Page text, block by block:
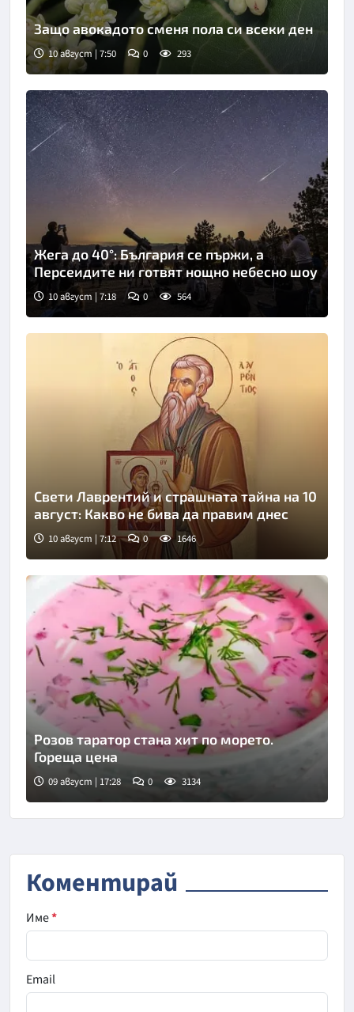
Защо авокадото сменя пола си всеки ден
10 август | 7:50 0 293
Жега до 40°: България се пържи, а
Персеидите ни готвят нощно небесно шоу
10 август | 7:18 0 564
Свети Лаврентий и страшната тайна на 10
август: Какво не бива да правим днес
10 август | 7:12 0 1646
Розов таратор стана хит по морето.
Гореща цена
09 август | 17:28 0 3134
Коментирай
Име*
Email